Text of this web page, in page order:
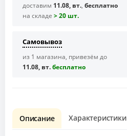
доставим 11.08, вт., бесплатно
на складе > 20 шт.
Самовывоз
из 1 магазина, привезём до
11.08, вт.бесплaтно
Описание Характеристики